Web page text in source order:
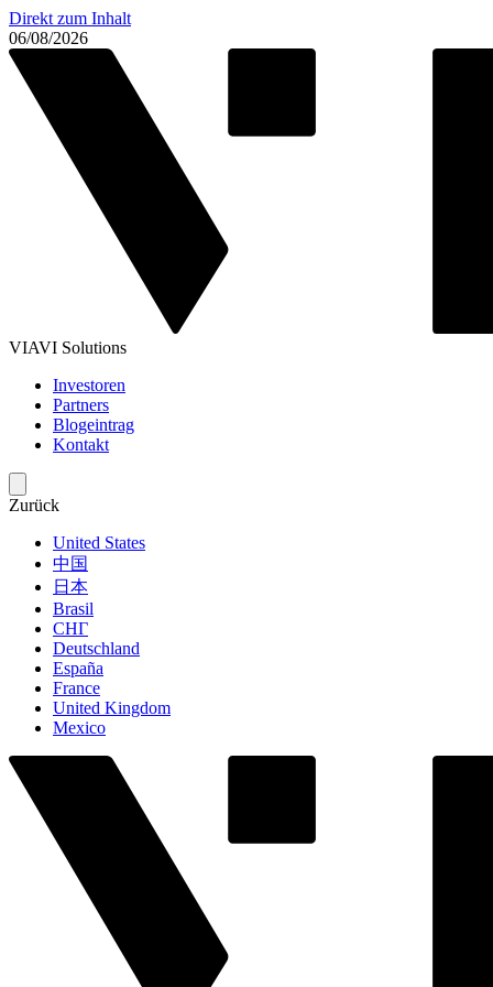
Direkt zum Inhalt
06/08/2026
VIAVI Solutions
Investoren
Partners
Blogeintrag
Kontakt
Zurück
United States
中国
日本
Brasil
СНГ
Deutschland
España
France
United Kingdom
Mexico